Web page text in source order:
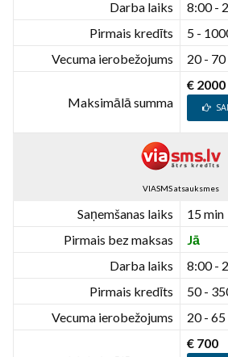
Darba laiks
8:00 -
Pirmais kredīts
5 -
Vecuma ierobežojums
20 -
Maksimālā summa
€ 2000
VIASMS atsauksmes
Saņemšanas laiks
15 min
Pirmais bez maksas
Jā
Darba laiks
8:00 -
Pirmais kredīts
50 -
Vecuma ierobežojums
20 -
€ 700